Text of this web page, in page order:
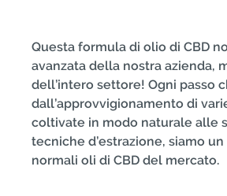
Questa formula di olio di CBD
avanzata della nostra azienda,
dell’intero settore! Ogni passo
dall’approvvigionamento di
coltivate in modo naturale alle
tecniche d’estrazione, siamo
normali oli di CBD del mercato.